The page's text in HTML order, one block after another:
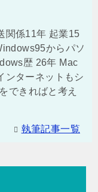
関係11年 起業15
からパソ
歴 26年 Mac
ンターネットもシ
できればと考え
執筆記事一覧